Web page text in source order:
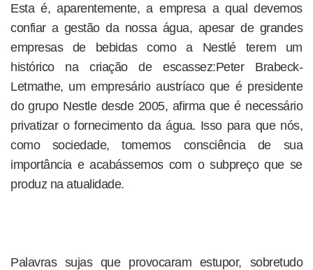
Esta é, aparentemente, a empresa a qual devemos
confiar a gestão da nossa água, apesar de grandes
empresas de bebidas como a Nestlé terem um
histórico na criação de escassez:Peter Brabeck-
Letmathe, um empresário austríaco que é presidente
do grupo Nestle desde 2005, afirma que é necessário
privatizar o fornecimento da água. Isso para que nós,
como sociedade, tomemos consciência de sua
importância e acabássemos com o subpreço que se
produz na atualidade.
Palavras sujas que provocaram estupor, sobretudo